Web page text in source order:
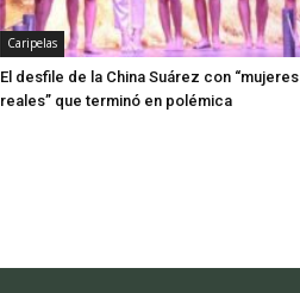
Caripelas
El desfile de la China Suárez con “mujeres
reales” que terminó en polémica